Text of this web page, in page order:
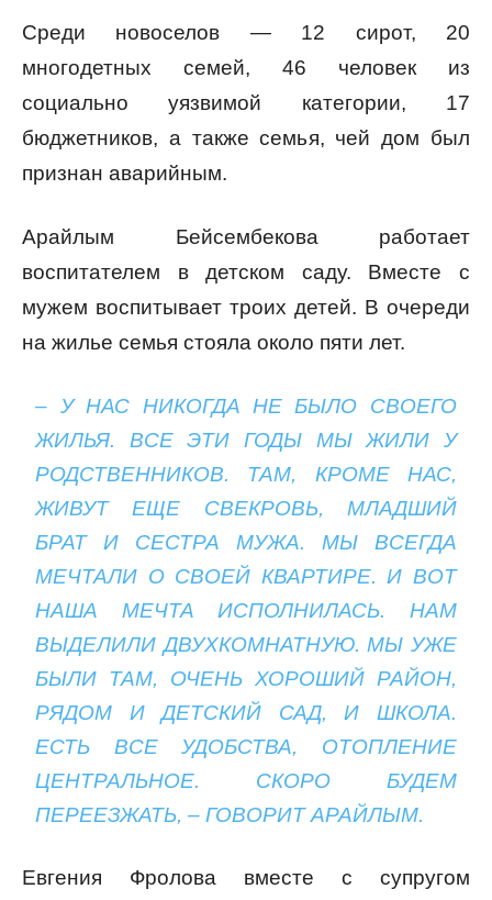
Среди новоселов — 12 сирот, 20
многодетных семей, 46 человек из
социально уязвимой категории, 17
бюджетников, а также семья, чей дом был
признан аварийным.
Арайлым Бейсембекова работает
воспитателем в детском саду. Вместе с
мужем воспитывает троих детей. В очереди
на жилье семья стояла около пяти лет.
– У НАС НИКОГДА НЕ БЫЛО СВОЕГО
ЖИЛЬЯ. ВСЕ ЭТИ ГОДЫ МЫ ЖИЛИ У
РОДСТВЕННИКОВ. ТАМ, КРОМЕ НАС,
ЖИВУТ ЕЩЕ СВЕКРОВЬ, МЛАДШИЙ
БРАТ И СЕСТРА МУЖА. МЫ ВСЕГДА
МЕЧТАЛИ О СВОЕЙ КВАРТИРЕ. И ВОТ
НАША МЕЧТА ИСПОЛНИЛАСЬ. НАМ
ВЫДЕЛИЛИ ДВУХКОМНАТНУЮ. МЫ УЖЕ
БЫЛИ ТАМ, ОЧЕНЬ ХОРОШИЙ РАЙОН,
РЯДОМ И ДЕТСКИЙ САД, И ШКОЛА.
ЕСТЬ ВСЕ УДОБСТВА, ОТОПЛЕНИЕ
ЦЕНТРАЛЬНОЕ. СКОРО БУДЕМ
ПЕРЕЕЗЖАТЬ, – ГОВОРИТ АРАЙЛЫМ.
Евгения Фролова вместе с супругом